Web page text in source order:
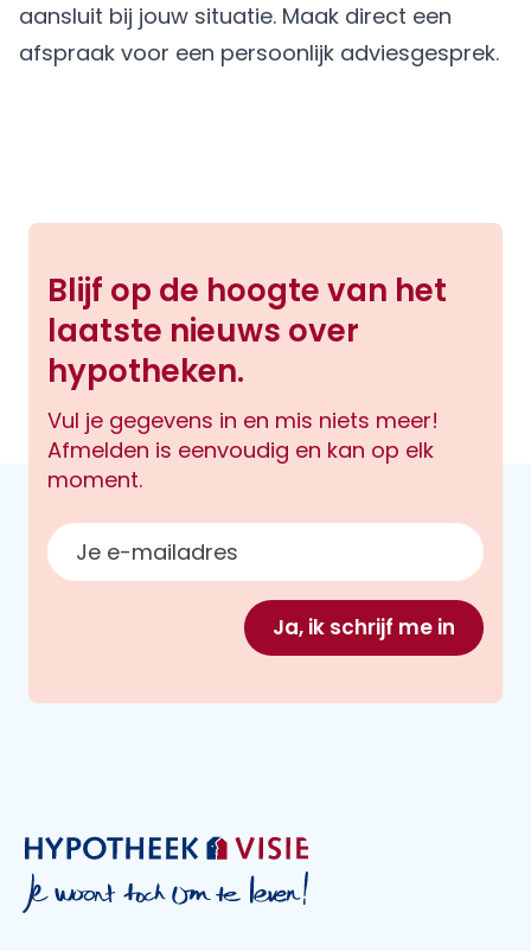
aansluit bij jouw situatie. Maak direct een
afspraak voor een persoonlijk adviesgesprek.
Blijf op de hoogte van het
laatste nieuws over
hypotheken.
Vul je gegevens in en mis niets meer!
Afmelden is eenvoudig en kan op elk
moment.
E-mailadres
Ja, ik schrijf me in